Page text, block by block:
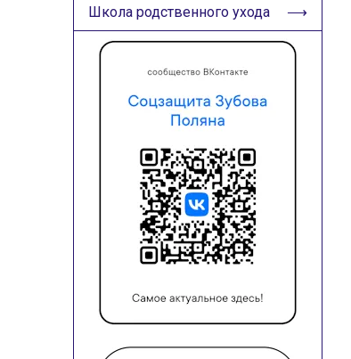
Школа родственного ухода